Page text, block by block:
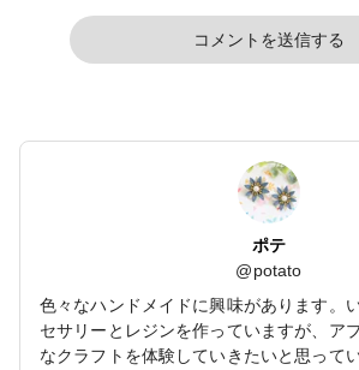
コメントを送信する
ポテ
@potato
色々なハンドメイドに興味があります。
セサリーとレジンを作っていますが、ア
なクラフトを体験していきたいと思って